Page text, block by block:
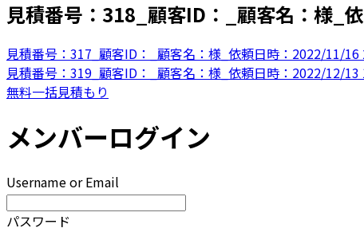
見積番号：318_顧客ID：_顧客名：様_
見積番号：317_顧客ID：_顧客名：様_依頼日時：2022/11/16
見積番号：319_顧客ID：_顧客名：様_依頼日時：2022/12/13
無料一括見積もり
メンバーログイン
Username or Email
パスワード